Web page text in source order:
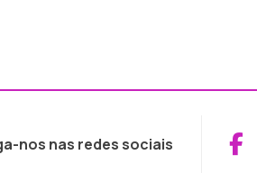
nos nas redes sociais